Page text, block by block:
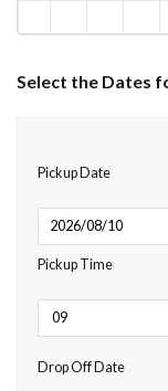
Select the Dates
Pickup Date
Pickup Time
Drop Off Date